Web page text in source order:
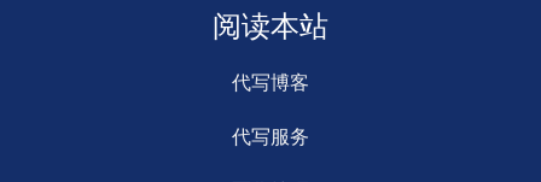
阅读本站
代写博客
代写服务